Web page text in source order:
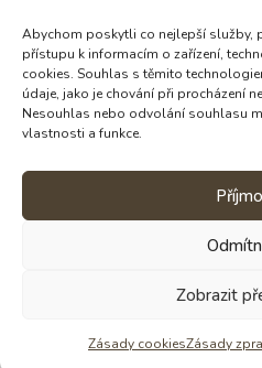
Abychom poskytli co nejlepší služby,
přístupu k informacím o zařízení,
cookies. Souhlas s těmito
údaje, jako je chování při procházení
Nesouhlas nebo odvolání souhlasu
vlastnosti a funkce.
Zobrazit
Zásady cookiesZásady
Věděli jste, že
Zjistit